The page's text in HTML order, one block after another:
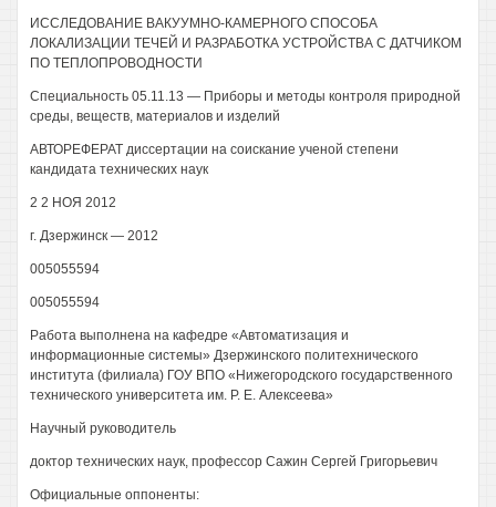
ИССЛЕДОВАНИЕ ВАКУУМНО-КАМЕРНОГО СПОСОБА
ЛОКАЛИЗАЦИИ ТЕЧЕЙ И РАЗРАБОТКА УСТРОЙСТВА С ДАТЧИКОМ
ПО ТЕПЛОПРОВОДНОСТИ
Специальность 05.11.13 — Приборы и методы контроля природной
среды, веществ, материалов и изделий
АВТОРЕФЕРАТ диссертации на соискание ученой степени
кандидата технических наук
2 2 НОЯ 2012
г. Дзержинск — 2012
005055594
005055594
Работа выполнена на кафедре «Автоматизация и
информационные системы» Дзержинского политехнического
института (филиала) ГОУ ВПО «Нижегородского государственного
технического университета им. Р. Е. Алексеева»
Научный руководитель
доктор технических наук, профессор Сажин Сергей Григорьевич
Официальные оппоненты: